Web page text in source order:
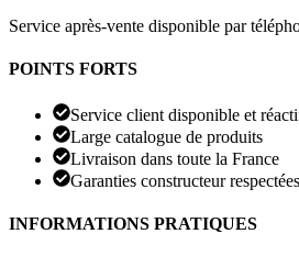
Service après-vente disponible par
POINTS FORTS
Service client disponible et
Large catalogue de produits
Livraison dans toute la France
Garanties constructeur respectées
INFORMATIONS PRATIQUES